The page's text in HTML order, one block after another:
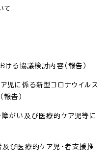
て
る協議検討内容（報告）
に係る新型コロナウイルス
告）
がい及び医療的ケア児等に
び医療的ケア児・者支援推